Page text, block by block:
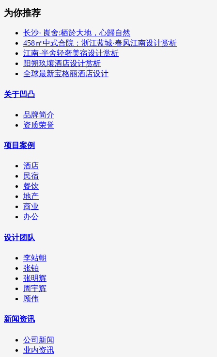
为你推荐
长沙· 崀舍:栖於大地，心歸自然
458㎡中式合院：浙江蓝城·春风江南设计赏析
江南·半舍轻奢美宿设计赏析
阳朔玖壤酒店设计赏析
全球最新宝格丽酒店设计
关于凹凸
品牌简介
资质荣誉
项目案例
酒店
民宿
餐饮
地产
商业
办公
设计团队
李站朝
张铂
张明辉
周宇辉
顾伟
新闻资讯
公司新闻
业内资讯